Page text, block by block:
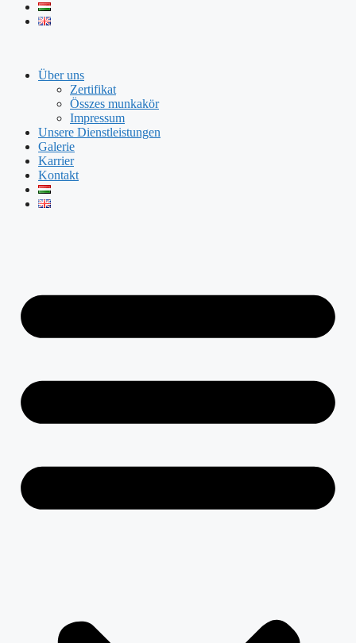
Über uns
Zertifikat
Összes munkakör
Impressum
Unsere Dienstleistungen
Galerie
Karrier
Kontakt